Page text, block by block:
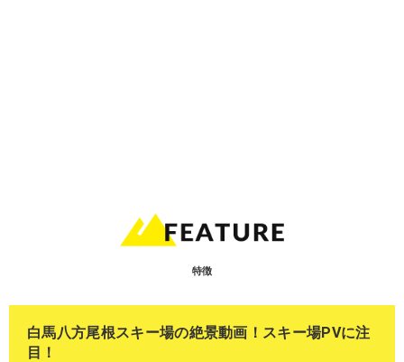
特徴
白馬八方尾根スキー場の絶景動画！スキー場PVに注
目！